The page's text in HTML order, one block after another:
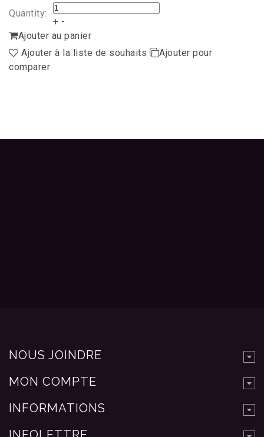
Quantity:
+ -
Ajouter au panier
Ajouter à la liste de souhaits
Ajouter pour
comparer
NOUS JOINDRE
MON COMPTE
INFORMATIONS